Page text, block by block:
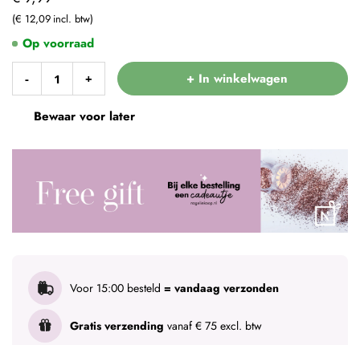
€ 12,09
- + + In winkelwagen
Bewaar voor later
Voor 15:00 besteld = vandaag verzonden
Gratis verzending vanaf € 75 excl. btw
Op voorraad